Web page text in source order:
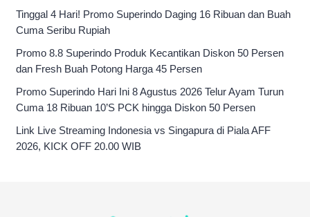
Tinggal 4 Hari! Promo Superindo Daging 16 Ribuan dan Buah
Cuma Seribu Rupiah
Promo 8.8 Superindo Produk Kecantikan Diskon 50 Persen
dan Fresh Buah Potong Harga 45 Persen
Promo Superindo Hari Ini 8 Agustus 2026 Telur Ayam Turun
Cuma 18 Ribuan 10’S PCK hingga Diskon 50 Persen
Link Live Streaming Indonesia vs Singapura di Piala AFF
2026, KICK OFF 20.00 WIB